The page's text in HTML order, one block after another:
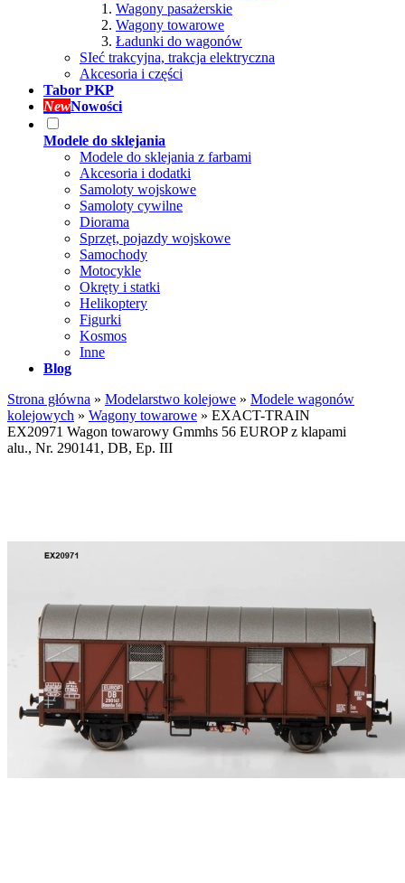
Wagony pasażerskie
Wagony towarowe
Ładunki do wagonów
SIeć trakcyjna, trakcja elektryczna
Akcesoria i części
Tabor PKP
NewNowości
Modele do sklejania
Modele do sklejania z farbami
Akcesoria i dodatki
Samoloty wojskowe
Samoloty cywilne
Diorama
Sprzęt, pojazdy wojskowe
Samochody
Motocykle
Okręty i statki
Helikoptery
Figurki
Kosmos
Inne
Blog
Strona główna » Modelarstwo kolejowe » Modele wagonów
kolejowych » Wagony towarowe » EXACT-TRAIN
EX20971 Wagon towarowy Gmmhs 56 EUROP z klapami
alu., Nr. 290141, DB, Ep. III